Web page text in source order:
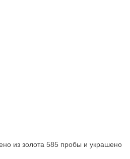
из золота 585 пробы и украшено